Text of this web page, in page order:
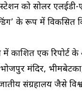
को सोलर एलईडी-
के रूप में विकसित
प्रकाशित एक रिपोर्ट
मंदिर,
संग्रहालय जैसे